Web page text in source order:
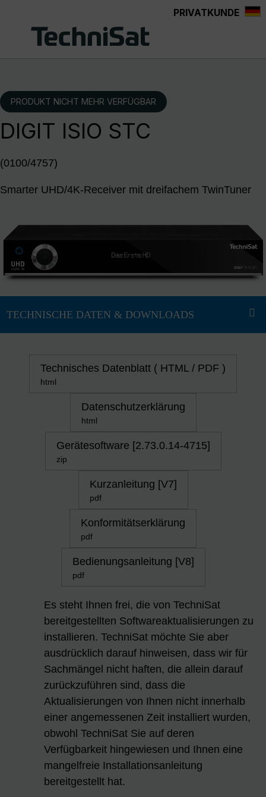
PRIVATKUNDE
PRODUKT NICHT MEHR VERFÜGBAR
DIGIT ISIO STC
(0100/4757)
Smarter UHD/4K-Receiver mit dreifachem TwinTuner
Technisches Datenblatt ( HTML / PDF )
html
Datenschutzerklärung
html
Gerätesoftware [2.73.0.14-4715]
zip
Kurzanleitung [V7]
pdf
Konformitätserklärung
pdf
Bedienungsanleitung [V8]
pdf
Es steht Ihnen frei, die von TechniSat
bereitgestellten Softwareaktualisierungen zu
installieren. TechniSat möchte Sie aber
ausdrücklich darauf hinweisen, dass wir für
Sachmängel nicht haften, die allein darauf
zurückzuführen sind, dass die
Aktualisierungen von Ihnen nicht innerhalb
einer angemessenen Zeit installiert wurden,
obwohl TechniSat Sie auf deren
Verfügbarkeit hingewiesen und Ihnen eine
mangelfreie Installationsanleitung
bereitgestellt hat.